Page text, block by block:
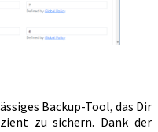
Backup-Tool, das Dir
zu sichern. Dank der